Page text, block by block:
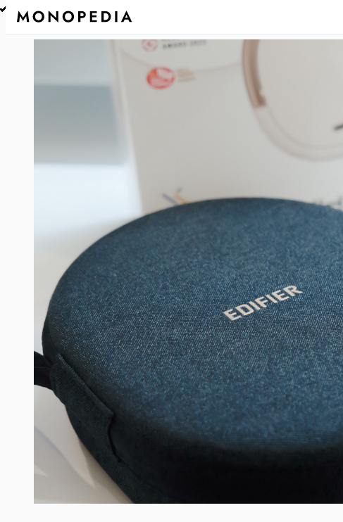
EDIFIER WH950NB Gen 2 レビュー／W80との違いや
公開：2025.9.4 更新：2026.7.31 ／ AUDIO
本記事は製品提供を受け作成しており、リンクには一部プロモーションが含まれて